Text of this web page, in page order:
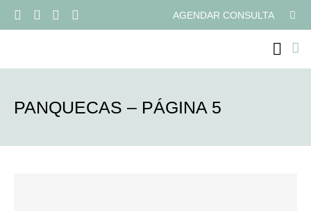
AGENDAR CONSULTA
PANQUECAS – PÁGINA 5